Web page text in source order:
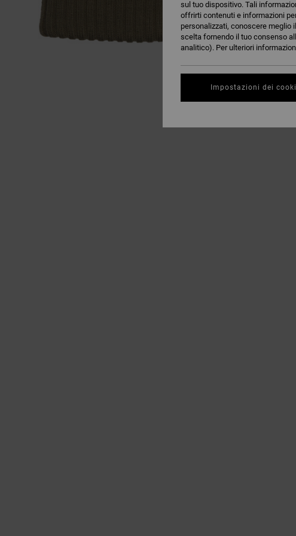
sul tuo dispositivo. Tali
offrirti contenuti e informazioni
personalizzati, conoscere meglio
scelta fornendo il tuo consenso
analitico). Per ulteriori
Impostazioni dei